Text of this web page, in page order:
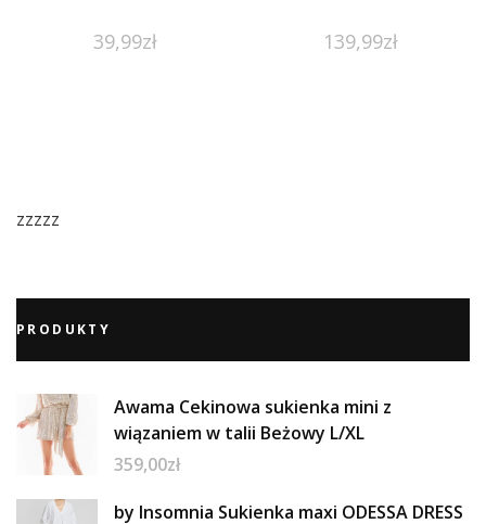
39,99zł 139,99zł
zzzzz
PRODUKTY
Awama Cekinowa sukienka mini z
wiązaniem w talii Beżowy L/XL
359,00zł
by Insomnia Sukienka maxi ODESSA DRESS